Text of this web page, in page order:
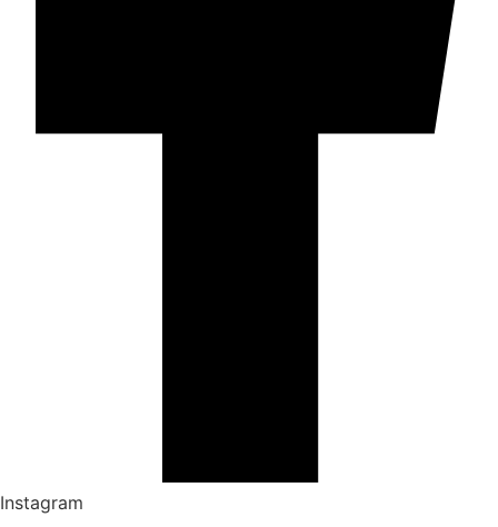
Instagram